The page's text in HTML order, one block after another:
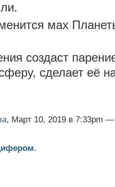
мах
создаст
сделает её
, Март 10, 2019 в 7:33pm